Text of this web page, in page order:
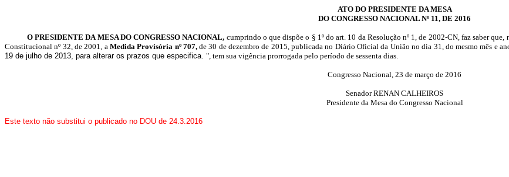
ATO DO PRESIDENTE DA MESA
DO CONGRESSO NACIONAL Nº 11, DE 2016
O PRESIDENTE DA MESA DO CONGRESSO NACIONAL, cumprindo o que dispõe o § 1º do art. 10 da Resolução nº 1, de 2002-CN, faz saber
Constitucional nº 32, de 2001, a Medida Provisória nº 707,de 30 de dezembro de 2015, publicada no Diário Oficial da União no dia 31, do mesmo mês e
19 de julho de 2013, para alterar os prazos que especifica. ", tem sua vigência prorrogada pelo período de sessenta dias.
Congresso Nacional, 23 de março de 2016
Senador RENAN CALHEIROS
Presidente da Mesa do Congresso Nacional
Este texto não substitui o publicado no DOU de 24.3.2016